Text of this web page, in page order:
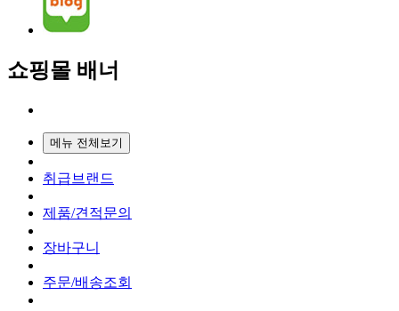
쇼핑몰 배너
메뉴 전체보기
취급브랜드
제품/견적문의
장바구니
주문/배송조회